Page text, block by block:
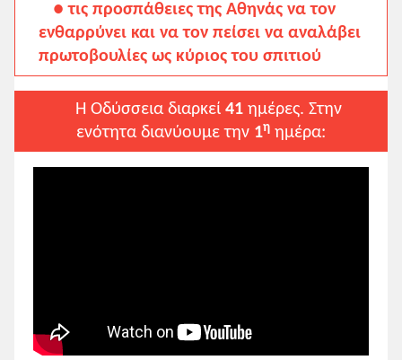
● τις προσπάθειες της Αθηνάς να τον
ενθαρρύνει και να τον πείσει να αναλάβει
πρωτοβουλίες ως κύριος του σπιτιού
Η Οδύσσεια διαρκεί 41ημέρες. Στην
ενότητα διανύουμε την 1η ημέρα: